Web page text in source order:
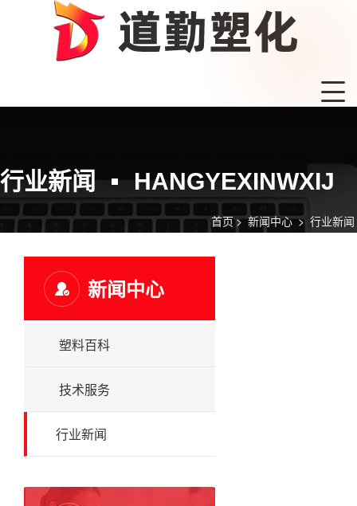
行业新闻 HANGYEXINWXIJ
首页 >新闻中心> 行业新闻
新闻中心
塑料百科
技术服务
行业新闻